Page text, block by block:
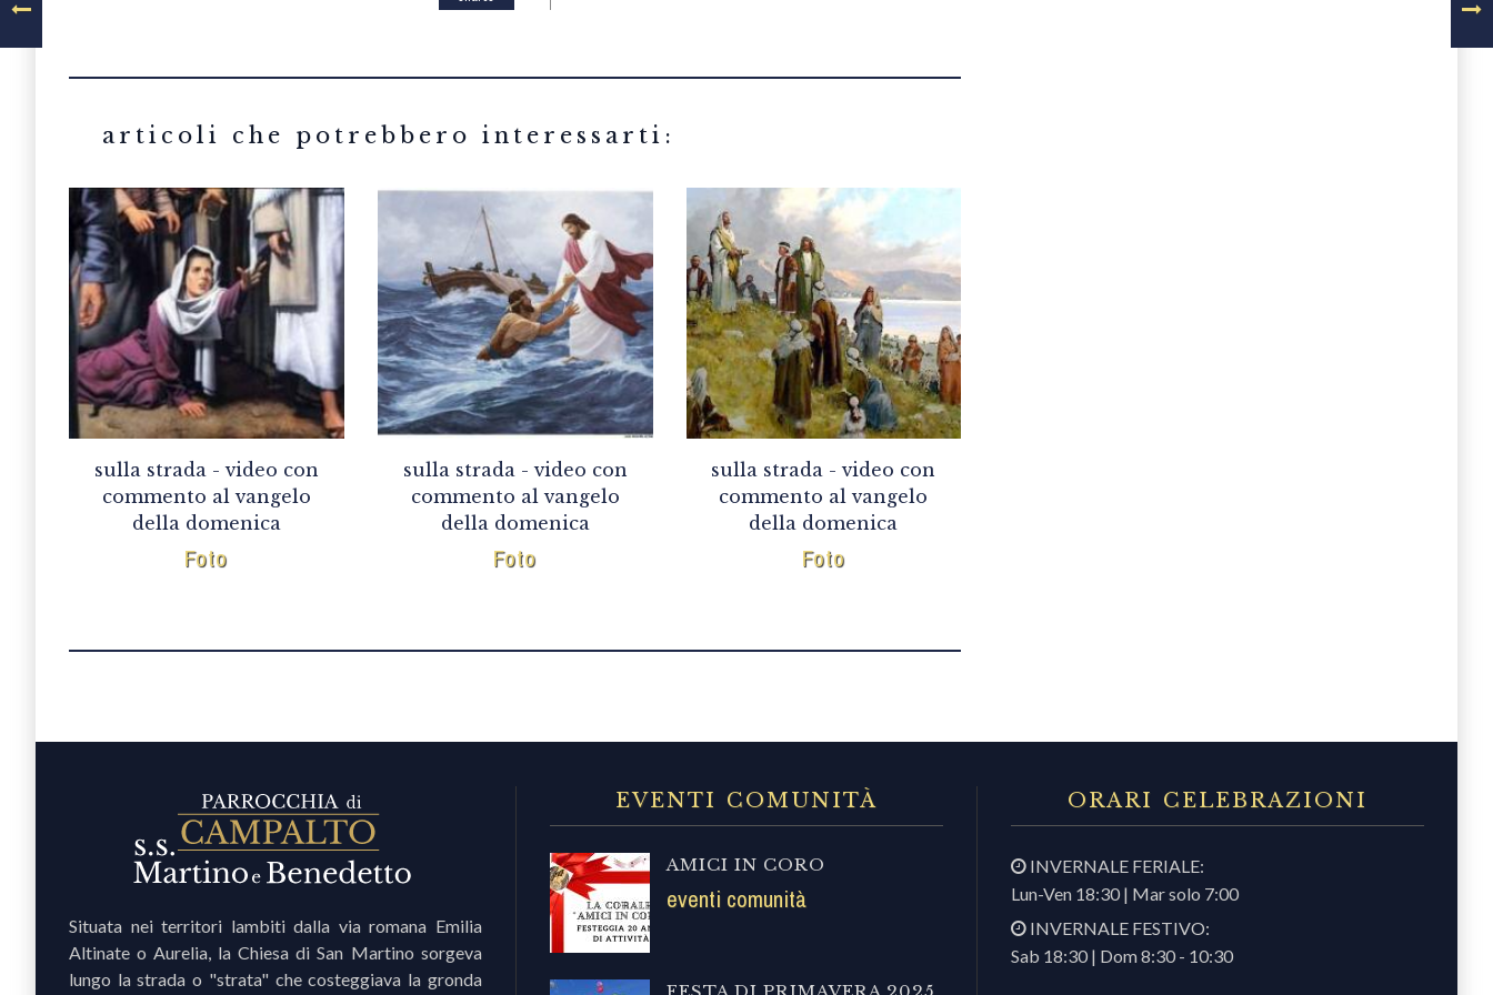
sulla strada - video con
commento al vangelo
della domenica
Foto
sulla strada - video con
commento al vangelo
della domenica
Foto
sulla strada - video con
commento al vangelo
della domenica
Foto
Situata nei territori lambiti dalla via romana Emilia
Altinate o Aurelia, la Chiesa di San Martino sorgeva
lungo la strada o "strata" che costeggiava la gronda
EVENTI COMUNITÀ
AMICI IN CORO
eventi comunità
ORARI CELEBRAZIONI
INVERNALE FERIALE:
Lun-Ven 18:30 | Mar solo 7:00
INVERNALE FESTIVO:
Sab 18:30 | Dom 8:30 - 10:30